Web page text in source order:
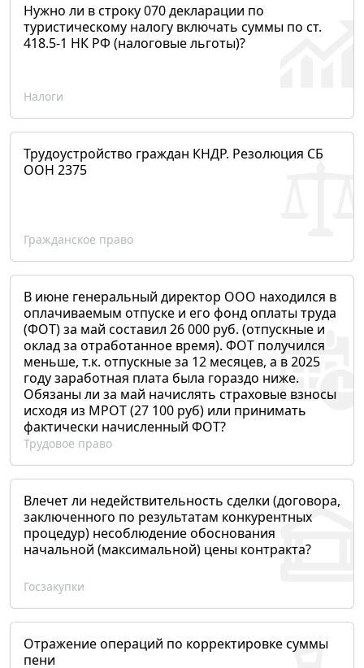
Нужно ли в строку 070 декларации по
туристическому налогу включать суммы по ст.
418.5-1 НК РФ (налоговые льготы)?
Налоги
Трудоустройство граждан КНДР. Резолюция СБ
ООН 2375
Гражданское право
В июне генеральный директор ООО находился в
оплачиваемым отпуске и его фонд оплаты труда
(ФОТ) за май составил 26 000 руб. (отпускные и
оклад за отработанное время). ФОТ получился
меньше, т.к. отпускные за 12 месяцев, а в 2025
году заработная плата была гораздо ниже.
Обязаны ли за май начислять страховые взносы
исходя из МРОТ (27 100 руб) или принимать
фактически начисленный ФОТ?
Трудовое право
Влечет ли недействительность сделки (договора,
заключенного по результатам конкурентных
процедур) несоблюдение обоснования
начальной (максимальной) цены контракта?
Госзакупки
Отражение операций по корректировке суммы
пени